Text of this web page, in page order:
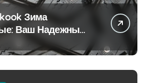
Зима
Ваш Надежный
Снежных Дорогах